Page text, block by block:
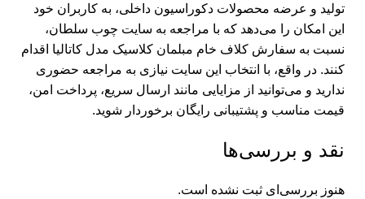
تولید و عرضه محصولات دکوراسیون داخلی، به کاربران خود
این امکان را می‌دهد که با مراجعه به سایت چوب سلطان،
نسبت به سفارش کلاف خام مبلمان کلاسیک مدل کاتالیا اقدام
کنند. در واقع، با انتخاب این سایت نیازی به مراجعه حضوری
ندارید و می‌‌توانید از مزایایی مانند ارسال سریع، پرداخت امن،
قیمت مناسب و پشتیبانی رایگان برخوردار شوید.
نقد و بررسی‌ها
هنوز بررسی‌ای ثبت نشده است.